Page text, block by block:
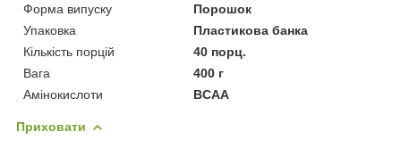
Форма випуску
Порошок
Упаковка
Пластикова банка
Кількість порцій
40 порц.
Вага
400 г
Амінокислоти
BCAA
Приховати